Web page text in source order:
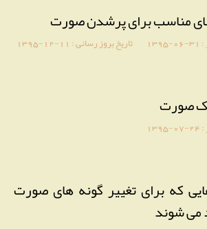
مناسب برای پرشدن صورت
:
1395-06-31 تاریخ بروز رسانی : 1395-12-11
صورت
:
1395-07-24
که برای تغییر گونه های صورت
می شوند